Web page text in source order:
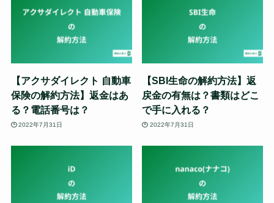
【アクサダイレクト 自動車
保険の解約方法】返金はあ
る？電話番号は？
2022年7月31日
【SBI生命の解約方法】返
戻金の有無は？書類はどこ
で手に入れる？
2022年7月31日